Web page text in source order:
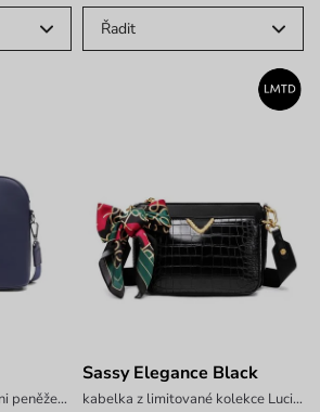
Řadit
crossbody kabelka s mini peněženkou
Sassy Elegance Black
kabelka z limitované kolekce Lucie Borhyové